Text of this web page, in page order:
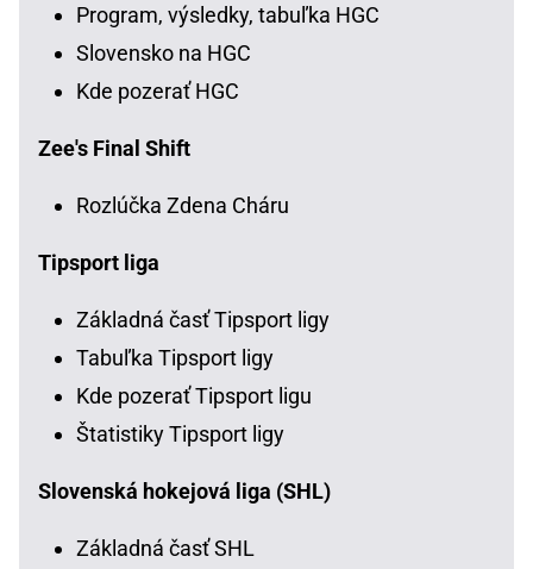
Program, výsledky, tabuľka HGC
Slovensko na HGC
Kde pozerať HGC
Zee's Final Shift
Rozlúčka Zdena Cháru
Tipsport liga
Základná časť Tipsport ligy
Tabuľka Tipsport ligy
Kde pozerať Tipsport ligu
Štatistiky Tipsport ligy
Slovenská hokejová liga (SHL)
Základná časť SHL